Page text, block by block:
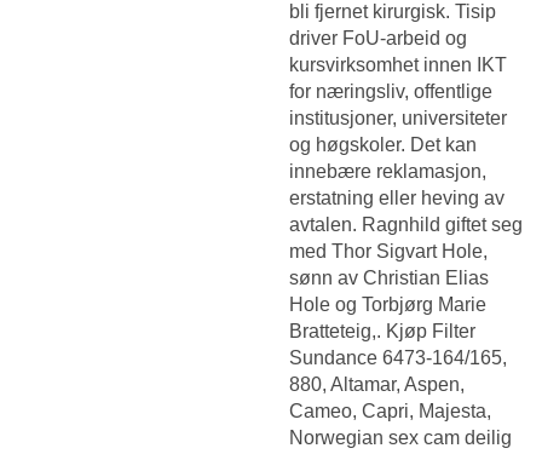
bli fjernet kirurgisk. Tisip
driver FoU-arbeid og
kursvirksomhet innen IKT
for næringsliv, offentlige
institusjoner, universiteter
og høgskoler. Det kan
innebære reklamasjon,
erstatning eller heving av
avtalen. Ragnhild giftet seg
med Thor Sigvart Hole,
sønn av Christian Elias
Hole og Torbjørg Marie
Bratteteig,. Kjøp Filter
Sundance 6473-164/165,
880, Altamar, Aspen,
Cameo, Capri, Majesta,
Norwegian sex cam deilig